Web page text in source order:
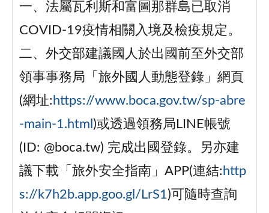
一、法屬瓦利斯和富圖那群島已取消
COVID-19疫情相關入境及檢疫規定。
二、外交部建議國人於出國前至外交部
領事事務局「旅外國人動態登錄」網頁
(網址: https://www.boca.gov.tw/sp-abre
-main-1.html )或透過領務局LINE帳號
(ID: @boca.tw) 完成出國登錄。另亦建
議下載「旅外安全指南」APP(連結: http
s://k7h2b.app.goo.gl/LrS1)可隨時查詢